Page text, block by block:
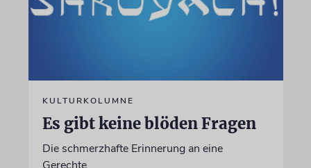
KULTURKOLUMNE
Es gibt keine blöden Fragen
Die schmerzhafte Erinnerung an eine